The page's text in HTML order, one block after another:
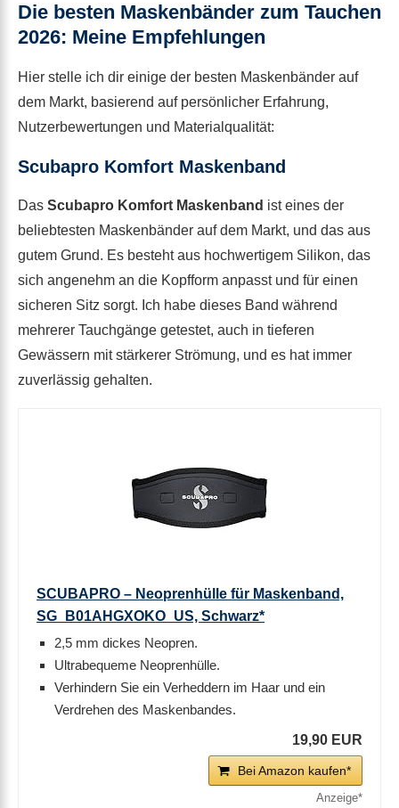
Die besten Maskenbänder zum Tauchen
2026: Meine Empfehlungen
Hier stelle ich dir einige der besten Maskenbänder auf
dem Markt, basierend auf persönlicher Erfahrung,
Nutzerbewertungen und Materialqualität:
Scubapro Komfort Maskenband
Das Scubapro Komfort Maskenband ist eines der
beliebtesten Maskenbänder auf dem Markt, und das aus
gutem Grund. Es besteht aus hochwertigem Silikon, das
sich angenehm an die Kopfform anpasst und für einen
sicheren Sitz sorgt. Ich habe dieses Band während
mehrerer Tauchgänge getestet, auch in tieferen
Gewässern mit stärkerer Strömung, und es hat immer
zuverlässig gehalten.
SCUBAPRO – Neoprenhülle für Maskenband,
SG_B01AHGXOKO_US, Schwarz*
2,5 mm dickes Neopren.
Ultrabequeme Neoprenhülle.
Verhindern Sie ein Verheddern im Haar und ein
Verdrehen des Maskenbandes.
19,90 EUR
Bei Amazon kaufen*